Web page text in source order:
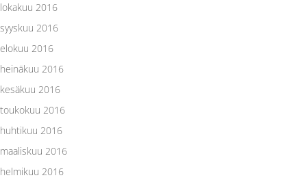
lokakuu 2016
syyskuu 2016
elokuu 2016
heinäkuu 2016
kesäkuu 2016
toukokuu 2016
huhtikuu 2016
maaliskuu 2016
helmikuu 2016